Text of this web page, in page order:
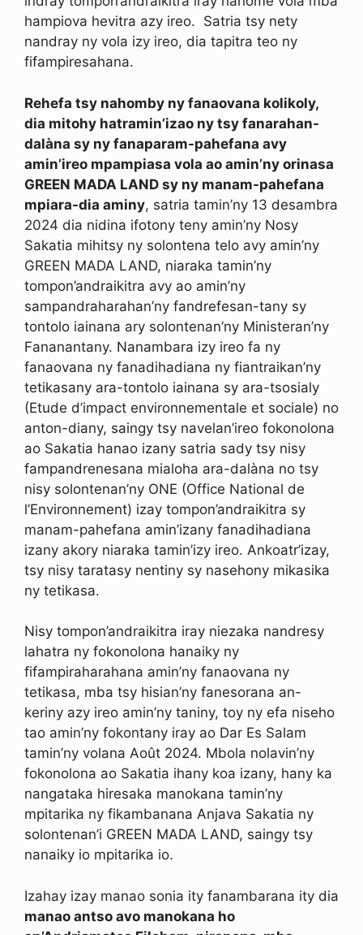
hampiova hevitra azy ireo. Satria tsy nety
nandray ny vola izy ireo, dia tapitra teo ny
fifampiresahana.
Rehefa tsy nahomby ny fanaovana kolikoly,
dia mitohy hatramin’izao ny tsy fanarahan-
dalàna sy ny fanaparam-pahefana avy
amin’ireo mpampiasa vola ao amin’ny orinasa
GREEN MADA LAND sy ny manam-pahefana
mpiara-dia aminy, satria tamin’ny 13 desambra
2024 dia nidina ifotony teny amin’ny Nosy
Sakatia mihitsy ny solontena telo avy amin’ny
GREEN MADA LAND, niaraka tamin’ny
tompon’andraikitra avy ao amin’ny
sampandraharahan’ny fandrefesan-tany sy
tontolo iainana ary solontenan’ny Ministeran’ny
Fananantany. Nanambara izy ireo fa ny
fanaovana ny fanadihadiana ny fiantraikan’ny
tetikasany ara-tontolo iainana sy ara-tsosialy
(Etude d’impact environnementale et sociale) no
anton-diany, saingy tsy navelan’ireo fokonolona
ao Sakatia hanao izany satria sady tsy nisy
fampandrenesana mialoha ara-dalàna no tsy
nisy solontenan’ny ONE (Office National de
l’Environnement) izay tompon’andraikitra sy
manam-pahefana amin’izany fanadihadiana
izany akory niaraka tamin’izy ireo. Ankoatr’izay,
tsy nisy taratasy nentiny sy nasehony mikasika
ny tetikasa.
Nisy tompon’andraikitra iray niezaka nandresy
lahatra ny fokonolona hanaiky ny
fifampiraharahana amin’ny fanaovana ny
tetikasa, mba tsy hisian’ny fanesorana an-
keriny azy ireo amin’ny taniny, toy ny efa niseho
tao amin’ny fokontany iray ao Dar Es Salam
tamin’ny volana Août 2024. Mbola nolavin’ny
fokonolona ao Sakatia ihany koa izany, hany ka
nangataka hiresaka manokana tamin’ny
mpitarika ny fikambanana Anjava Sakatia ny
solontenan’i GREEN MADA LAND, saingy tsy
nanaiky io mpitarika io.
Izahay izay manao sonia ity fanambarana ity dia
manao antso avo manokana ho